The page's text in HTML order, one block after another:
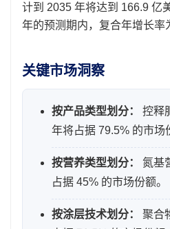
计到 2035 年将达到 166.9 亿
年的预测期内，复合年增长率
关键市场洞察
按产品类型划分：
控释
年将占据 79.5% 的市场
按营养类型划分：
氮基
占据 45% 的市场份额。
按涂层技术划分：
聚合